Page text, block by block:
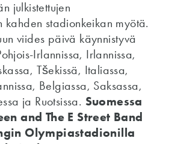
julkistettujen
kahden stadionkeikan myötä.
viides päivä käynnistyvä
Irlannissa, Irlannissa,
Tšekissä, Italiassa,
Belgiassa, Saksassa,
ja Ruotsissa. Suomessa
and The E Street Band
Olympiastadionilla